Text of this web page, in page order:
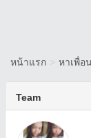
หน้าแรก > หาเพื่อ
Team